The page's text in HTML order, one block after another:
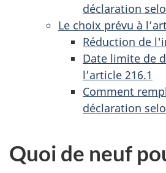
déclaration
Le choix prévu à
Réduction de
Date limite de
l’article 216.1
Comment
déclaration
Quoi de neuf